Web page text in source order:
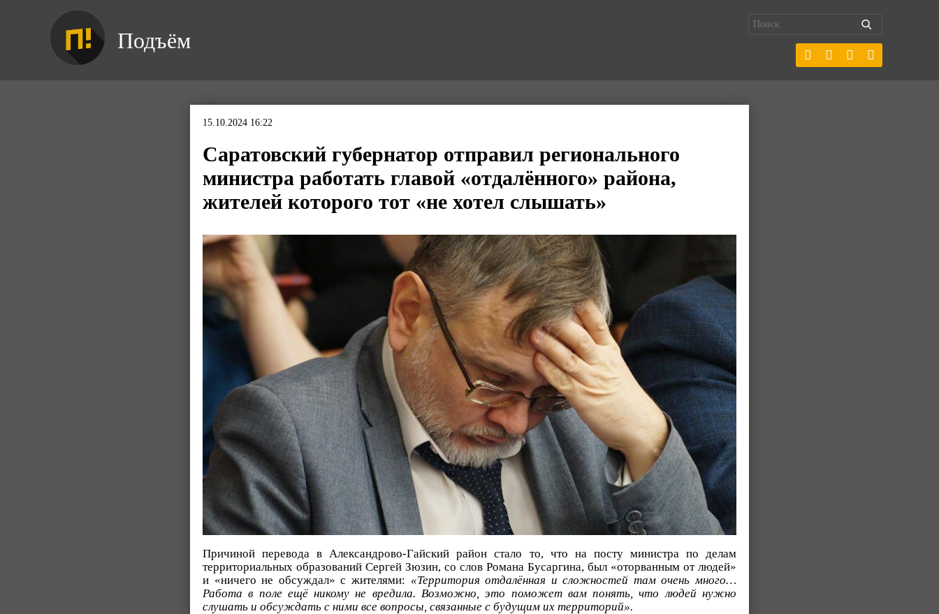
Подъём
15.10.2024 16:22
Саратовский губернатор отправил регионального
министра работать главой «отдалённого» района,
жителей которого тот «не хотел слышать»
Причиной перевода в Александрово-Гайский район стало то, что на посту министра по делам
территориальных образований Сергей Зюзин, со слов Романа Бусаргина, был «оторванным от людей»
и «ничего не обсуждал» с жителями: «Территория отдалённая и сложностей там очень много…
Работа в поле ещё никому не вредила. Возможно, это поможет вам понять, что людей нужно
слушать и обсуждать с ними все вопросы, связанные с будущим их территорий».